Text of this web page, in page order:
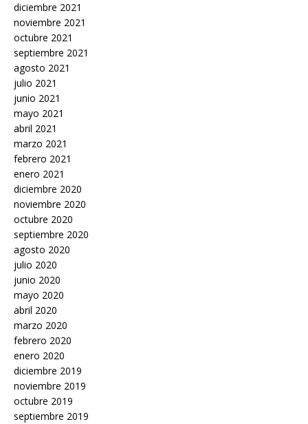
diciembre 2021
noviembre 2021
octubre 2021
septiembre 2021
agosto 2021
julio 2021
junio 2021
mayo 2021
abril 2021
marzo 2021
febrero 2021
enero 2021
diciembre 2020
noviembre 2020
octubre 2020
septiembre 2020
agosto 2020
julio 2020
junio 2020
mayo 2020
abril 2020
marzo 2020
febrero 2020
enero 2020
diciembre 2019
noviembre 2019
octubre 2019
septiembre 2019